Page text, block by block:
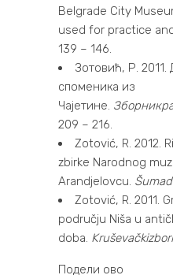
Belgrade City
used for practice
139 – 146.
Зотовић, Р. 2011.
споменика из
Чајетине. Зборник
209 – 216.
Zotović, R. 2012.
zbirke Narodnog
Arandjelovcu.
Zotović, R. 2011.
području Niša u
doba. Kruševački
Подели ово